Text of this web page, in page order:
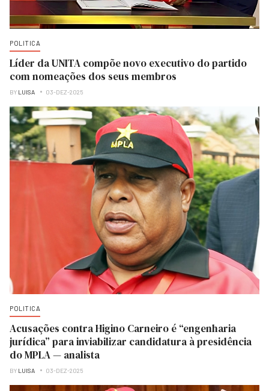
POLITICA
Líder da UNITA compõe novo executivo do partido
com nomeações dos seus membros
BY LUISA 03-DEZ-2025
POLITICA
Acusações contra Higino Carneiro é “engenharia
jurídica” para inviabilizar candidatura à presidência
do MPLA — analista
BY LUISA 03-DEZ-2025